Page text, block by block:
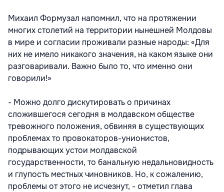
Михаил Формузал напомнил, что на протяжении
многих столетий на территории нынешней Молдовы
в мире и согласии проживали разные народы: «Для
них не имело никакого значения, на каком языке они
разговаривали. Важно было то, что именно они
говорили!»
- Можно долго дискутировать о причинах
сложившегося сегодня в молдавском обществе
тревожного положения, обвиняя в существующих
проблемах то провокаторов-унионистов,
подрывающих устои молдавской
государственности, то банальную недальновидность
и глупость местных чиновников. Но, к сожалению,
проблемы от этого не исчезнут, - отметил глава